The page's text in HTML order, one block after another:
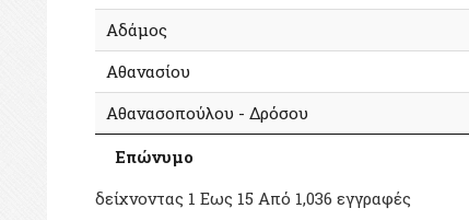
Επώνυμο
Αδάμος
Αθανασίου
Αθανασοπούλου - Δρόσου
δείχνοντας 1 Εως 15 Από 1,036 εγγραφές